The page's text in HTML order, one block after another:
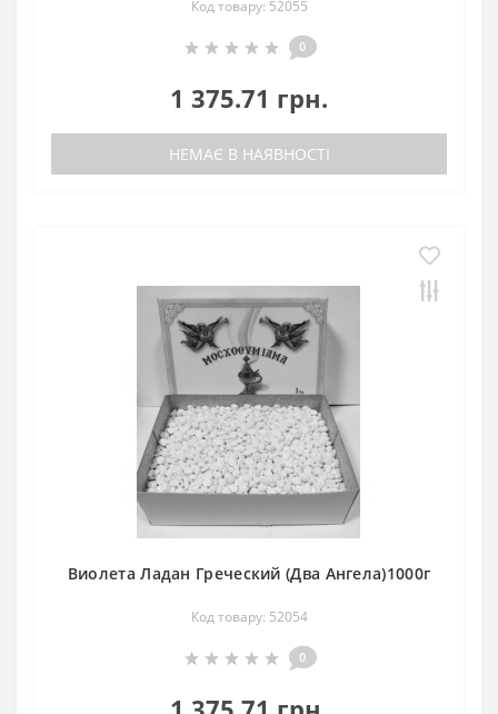
Код товару: 52055
0
1 375.71 грн.
НЕМАЄ В НАЯВНОСТІ
Виолета Ладан Греческий (Два Ангела)1000г
Код товару: 52054
0